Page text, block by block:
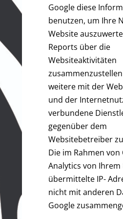
Google diese
benutzen, um Ihre
Website
Reports über die
Websiteaktivitäten
weitere mit der
und der
verbundene
gegenüber dem
Websitebetreiber
Die im Rahmen von
Analytics von Ihrem
übermittelte IP-
nicht mit anderen
Google